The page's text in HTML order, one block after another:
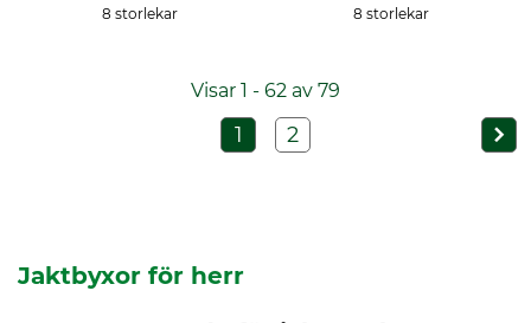
8 storlekar 8 storlekar
Visar 1 - 62 av 79
1 2
Jaktbyxor för herr